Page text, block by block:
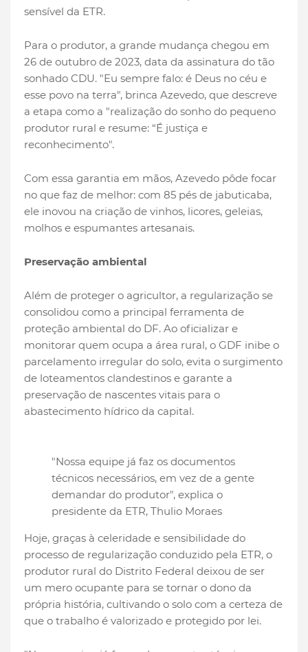
sensível da ETR.
Para o produtor, a grande mudança chegou em
26 de outubro de 2023, data da assinatura do tão
sonhado CDU. "Eu sempre falo: é Deus no céu e
esse povo na terra", brinca Azevedo, que descreve
a etapa como a "realização do sonho do pequeno
produtor rural e resume: “É justiça e
reconhecimento".
Com essa garantia em mãos, Azevedo pôde focar
no que faz de melhor: com 85 pés de jabuticaba,
ele inovou na criação de vinhos, licores, geleias,
molhos e espumantes artesanais.
Preservação ambiental
Além de proteger o agricultor, a regularização se
consolidou como a principal ferramenta de
proteção ambiental do DF. Ao oficializar e
monitorar quem ocupa a área rural, o GDF inibe o
parcelamento irregular do solo, evita o surgimento
de loteamentos clandestinos e garante a
preservação de nascentes vitais para o
abastecimento hídrico da capital.
"Nossa equipe já faz os documentos
técnicos necessários, em vez de a gente
demandar do produtor", explica o
presidente da ETR, Thulio Moraes
Hoje, graças à celeridade e sensibilidade do
processo de regularização conduzido pela ETR, o
produtor rural do Distrito Federal deixou de ser
um mero ocupante para se tornar o dono da
própria história, cultivando o solo com a certeza de
que o trabalho é valorizado e protegido por lei.